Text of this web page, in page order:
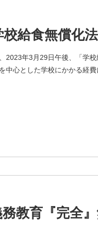
校給食無償化
2023年3月29日午後、「学
中心とした学校にかかる経
務教育『完全